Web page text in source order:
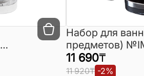
Набор для
предметов)
(Турция)
11 690₸
11 920₸ -2%